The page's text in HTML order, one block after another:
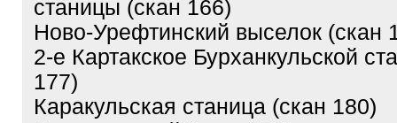
станицы (скан 166)
Ново-Урефтинский выселок (скан
2-е Картакское Бурханкульской
177)
Каракульская станица (скан 180)